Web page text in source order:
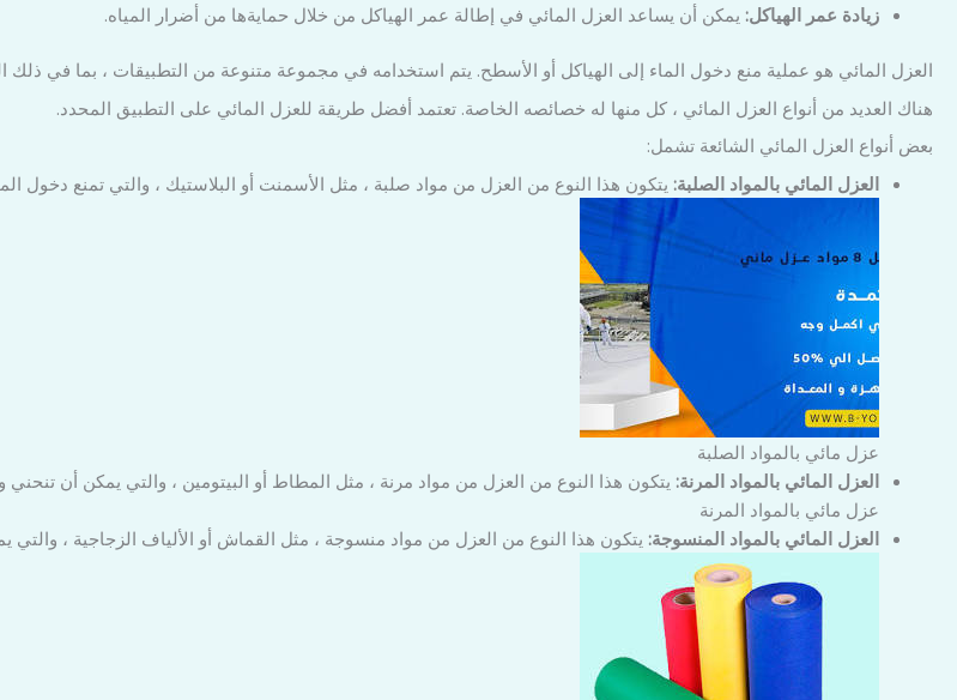
زيادة عمر الهياكل: يمكن أن يساعد العزل المائي في إطالة عمر الهياكل من خلال حمايةها من أضرار المياه.
العزل المائي هو عملية منع دخول الماء إلى الهياكل أو الأسطح. يتم استخدامه في مجموعة متنوعة من التطبيقات ، بما في ذلك
هناك العديد من أنواع العزل المائي ، كل منها له خصائصه الخاصة. تعتمد أفضل طريقة للعزل المائي على التطبيق المحدد.
بعض أنواع العزل المائي الشائعة تشمل:
العزل المائي بالمواد الصلبة: يتكون هذا النوع من العزل من مواد صلبة ، مثل الأسمنت أو البلاستيك ، والتي تمنع دخول
عزل مائي بالمواد الصلبة
العزل المائي بالمواد المرنة: يتكون هذا النوع من العزل من مواد مرنة ، مثل المطاط أو البيتومين ، والتي يمكن أن تنحني
عزل مائي بالمواد المرنة
العزل المائي بالمواد المنسوجة: يتكون هذا النوع من العزل من مواد منسوجة ، مثل القماش أو الألياف الزجاجية ، والتي